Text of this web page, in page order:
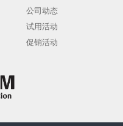
公司动态
试用活动
促销活动